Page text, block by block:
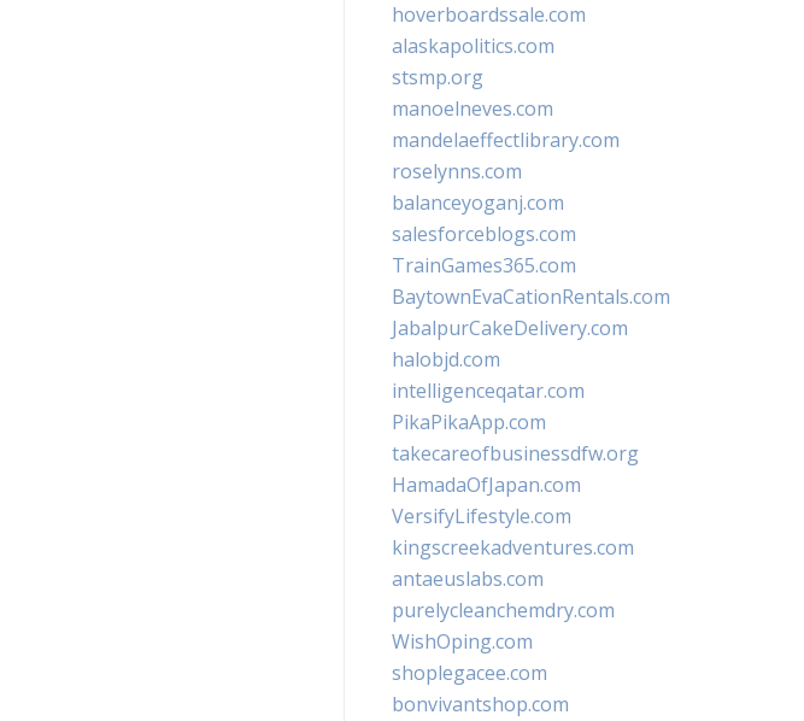
hoverboardssale.com
alaskapolitics.com
stsmp.org
manoelneves.com
mandelaeffectlibrary.com
roselynns.com
balanceyoganj.com
salesforceblogs.com
TrainGames365.com
BaytownEvaCationRentals.com
JabalpurCakeDelivery.com
halobjd.com
intelligenceqatar.com
PikaPikaApp.com
takecareofbusinessdfw.org
HamadaOfJapan.com
VersifyLifestyle.com
kingscreekadventures.com
antaeuslabs.com
purelycleanchemdry.com
WishOping.com
shoplegacee.com
bonvivantshop.com